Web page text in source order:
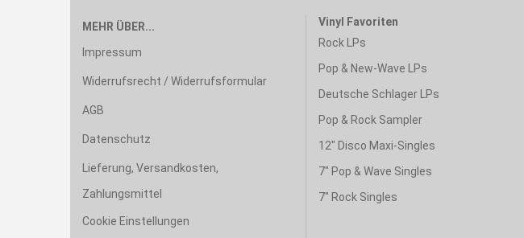
MEHR ÜBER...
Impressum
Widerrufsrecht / Widerrufsformular
AGB
Datenschutz
Lieferung, Versandkosten,
Zahlungsmittel
Cookie Einstellungen
Vinyl Favoriten
Rock LPs
Pop & New-Wave LPs
Deutsche Schlager LPs
Pop & Rock Sampler
12" Disco Maxi-Singles
7" Pop & Wave Singles
7" Rock Singles